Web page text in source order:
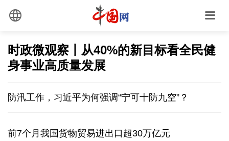
时政微观察丨从40%的新目标看全民健
身事业高质量发展
防汛工作，习近平为何强调“宁可十防九空”？
前7个月我国货物贸易进出口超30万亿元